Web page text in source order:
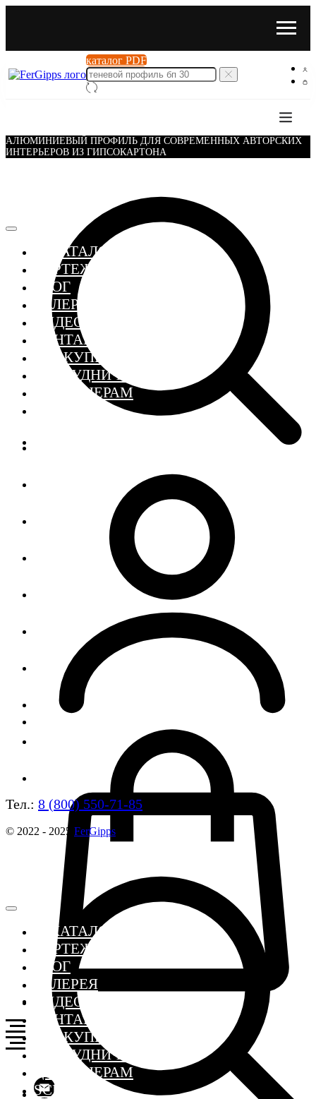
каталог PDF
АЛЮМИНИЕВЫЙ ПРОФИЛЬ ДЛЯ СОВРЕМЕННЫХ АВТОРСКИХ
ИНТЕРЬЕРОВ ИЗ ГИПСОКАРТОНА
≣ КАТАЛОГ
ЧЕРТЕЖИ
БЛОГ
ГАЛЕРЕЯ
ВИДЕО
КОНТАКТЫ
ГДЕ КУПИТЬ
СОТРУДНИЧЕСТВО
ДИЗАЙНЕРАМ
Тел.: 8 (800) 550-71-85
© 2022 - 2025 FerGipps
≣ КАТАЛОГ
ЧЕРТЕЖИ
БЛОГ
ГАЛЕРЕЯ
ВИДЕО
КОНТАКТЫ
ГДЕ КУПИТЬ
СОТРУДНИЧЕСТВО
ДИЗАЙНЕРАМ
SCHOOL